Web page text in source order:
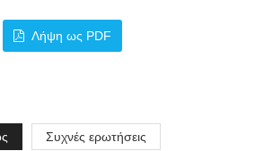
Λήψη ως PDF
Συχνές ερωτήσεις